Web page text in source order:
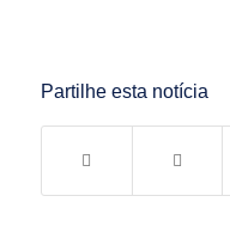
Partilhe esta notícia